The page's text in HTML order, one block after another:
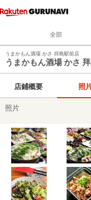
全部
うまかもん酒場 かさ 拝島駅前店
うまかもん酒場 かさ
店鋪概要 照
照片